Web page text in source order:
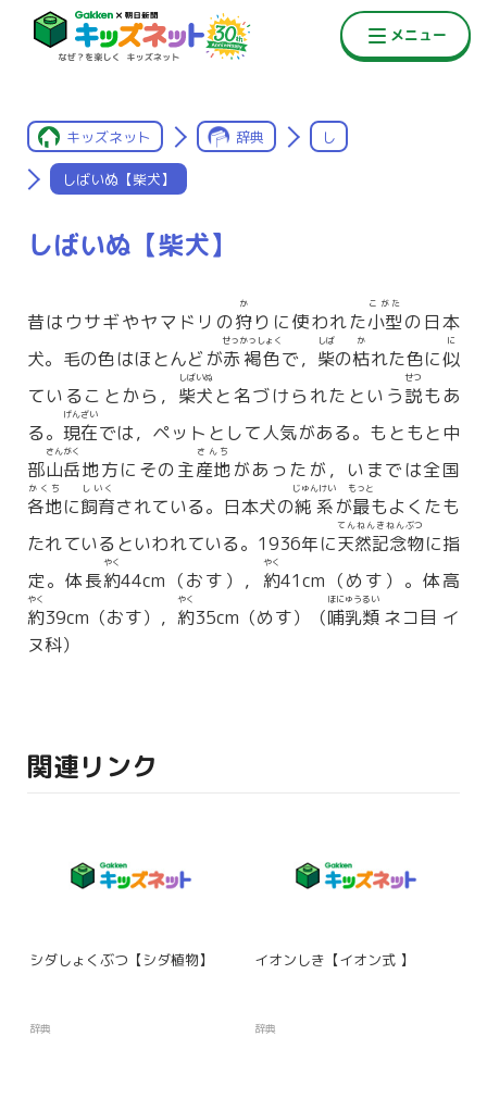
キッズネット 辞典 し
しばいぬ【柴犬】
しばいぬ【柴犬】
昔はウサギやヤマドリの狩
か
りに使われた小型
こがた
の日本
犬。毛の色はほとんどが赤褐色
せっかっしょく
で， 柴
しば
の枯
か
れた色に似
に
ていることから， 柴犬
しばいぬ
と名づけられたという説
せつ
もあ
る。 現在
げんざい
では，ペットとして人気がある。もともと中
部山岳
さんがく
地方にその主産地
さんち
があったが，いまでは全国
各地
かくち
に飼育
しいく
されている。日本犬の純系
じゅんけい
が最
もっと
もよくたも
たれているといわれている。1936年に天然記念物
てんねんきねんぶつ
に指
定。体長約
やく
44cm（おす）， 約
やく
41cm（めす）。体高
約
やく
39cm（おす）， 約
やく
35cm（めす）（哺乳類
ほにゅうるい
ネコ目 イ
ヌ科）
関連リンク
シダしょくぶつ【シダ植物】
辞典
イオンしき【イオン式 】
辞典